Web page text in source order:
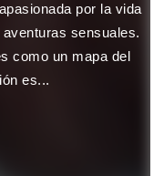
por la vida
sensuales.
como un mapa del
es...